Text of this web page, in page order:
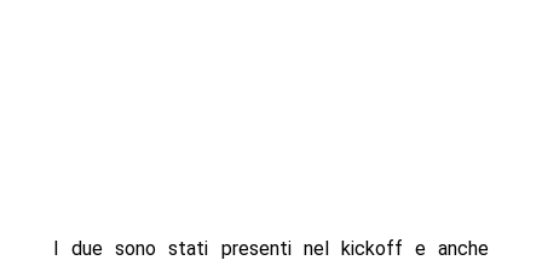
I due sono stati presenti nel kickoff e anche